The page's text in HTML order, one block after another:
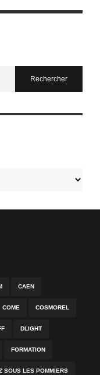
CAEN
COME COSMOREL
DLIGHT
FORMATION
SOUS LES POMMIERS